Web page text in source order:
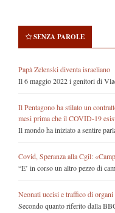
SENZA PAROLE
Papà Zelenski diventa israeliano
Il 6 maggio 2022 i genitori di
Il Pentagono ha stilato un
mesi prima che il COVID-19
Il mondo ha iniziato a sentire
Covid, Speranza alla Cgil:
“E’ in corso un altro pezzo di
Neonati uccisi e traffico di
Secondo quanto riferito dalla